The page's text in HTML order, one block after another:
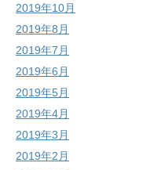
2019年10月
2019年8月
2019年7月
2019年6月
2019年5月
2019年4月
2019年3月
2019年2月